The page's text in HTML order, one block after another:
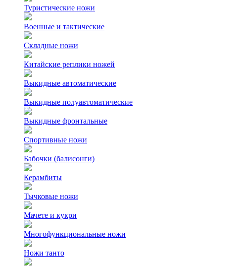
Туристические ножи
Военные и тактические
Складные ножи
Китайские реплики ножей
Выкидные автоматические
Выкидные полуавтоматические
Выкидные фронтальные
Спортивные ножи
Бабочки (балисонги)
Керамбиты
Тычковые ножи
Мачете и кукри
Многофункциональные ножи
Ножи танто